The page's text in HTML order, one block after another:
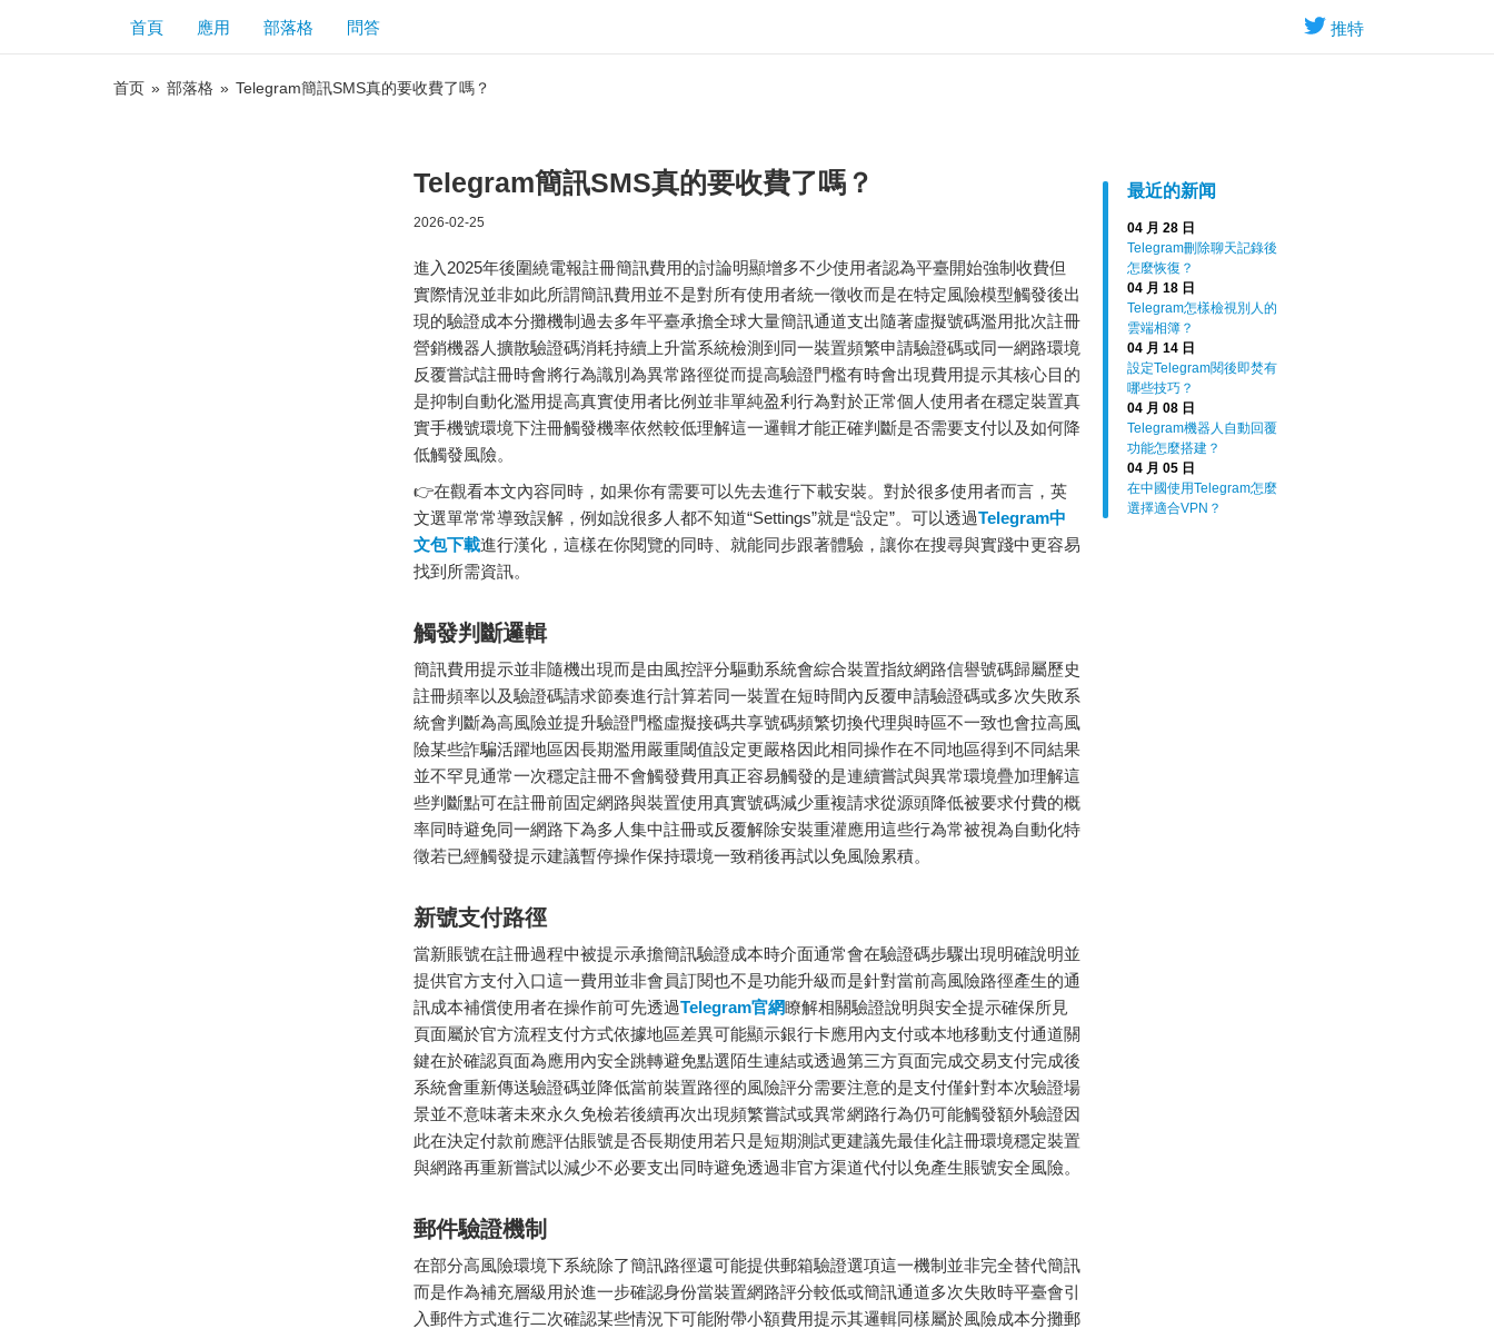
推特
首頁 應用 部落格 問答
首页 » 部落格 » Telegram簡訊SMS真的要收費了嗎？
最近的新闻
04 月 28 日
Telegram刪除聊天記錄後
怎麼恢復？
04 月 18 日
Telegram怎樣檢視別人的
雲端相簿？
04 月 14 日
設定Telegram閱後即焚有
哪些技巧？
04 月 08 日
Telegram機器人自動回覆
功能怎麼搭建？
04 月 05 日
在中國使用Telegram怎麼
選擇適合VPN？
Telegram簡訊SMS真的要收費了嗎？
2026-02-25
進入2025年後圍繞電報註冊簡訊費用的討論明顯增多不少使用者認為平臺開始強制收費但
實際情況並非如此所謂簡訊費用並不是對所有使用者統一徵收而是在特定風險模型觸發後出
現的驗證成本分攤機制過去多年平臺承擔全球大量簡訊通道支出隨著虛擬號碼濫用批次註冊
營銷機器人擴散驗證碼消耗持續上升當系統檢測到同一裝置頻繁申請驗證碼或同一網路環境
反覆嘗試註冊時會將行為識別為異常路徑從而提高驗證門檻有時會出現費用提示其核心目的
是抑制自動化濫用提高真實使用者比例並非單純盈利行為對於正常個人使用者在穩定裝置真
實手機號環境下注冊觸發機率依然較低理解這一邏輯才能正確判斷是否需要支付以及如何降
低觸發風險。
👉在觀看本文內容同時，如果你有需要可以先去進行下載安裝。對於很多使用者而言，英
文選單常常導致誤解，例如說很多人都不知道“Settings”就是“設定”。可以透過Telegram中
文包下載進行漢化，這樣在你閱覽的同時、就能同步跟著體驗，讓你在搜尋與實踐中更容易
找到所需資訊。
觸發判斷邏輯
簡訊費用提示並非隨機出現而是由風控評分驅動系統會綜合裝置指紋網路信譽號碼歸屬歷史
註冊頻率以及驗證碼請求節奏進行計算若同一裝置在短時間內反覆申請驗證碼或多次失敗系
統會判斷為高風險並提升驗證門檻虛擬接碼共享號碼頻繁切換代理與時區不一致也會拉高風
險某些詐騙活躍地區因長期濫用嚴重閾值設定更嚴格因此相同操作在不同地區得到不同結果
並不罕見通常一次穩定註冊不會觸發費用真正容易觸發的是連續嘗試與異常環境疊加理解這
些判斷點可在註冊前固定網路與裝置使用真實號碼減少重複請求從源頭降低被要求付費的概
率同時避免同一網路下為多人集中註冊或反覆解除安裝重灌應用這些行為常被視為自動化特
徵若已經觸發提示建議暫停操作保持環境一致稍後再試以免風險累積。
新號支付路徑
當新賬號在註冊過程中被提示承擔簡訊驗證成本時介面通常會在驗證碼步驟出現明確說明並
提供官方支付入口這一費用並非會員訂閱也不是功能升級而是針對當前高風險路徑產生的通
訊成本補償使用者在操作前可先透過Telegram官網瞭解相關驗證說明與安全提示確保所見
頁面屬於官方流程支付方式依據地區差異可能顯示銀行卡應用內支付或本地移動支付通道關
鍵在於確認頁面為應用內安全跳轉避免點選陌生連結或透過第三方頁面完成交易支付完成後
系統會重新傳送驗證碼並降低當前裝置路徑的風險評分需要注意的是支付僅針對本次驗證場
景並不意味著未來永久免檢若後續再次出現頻繁嘗試或異常網路行為仍可能觸發額外驗證因
此在決定付款前應評估賬號是否長期使用若只是短期測試更建議先最佳化註冊環境穩定裝置
與網路再重新嘗試以減少不必要支出同時避免透過非官方渠道代付以免產生賬號安全風險。
郵件驗證機制
在部分高風險環境下系統除了簡訊路徑還可能提供郵箱驗證選項這一機制並非完全替代簡訊
而是作為補充層級用於進一步確認身份當裝置網路評分較低或簡訊通道多次失敗時平臺會引
入郵件方式進行二次確認某些情況下可能附帶小額費用提示其邏輯同樣屬於風險成本分攤郵